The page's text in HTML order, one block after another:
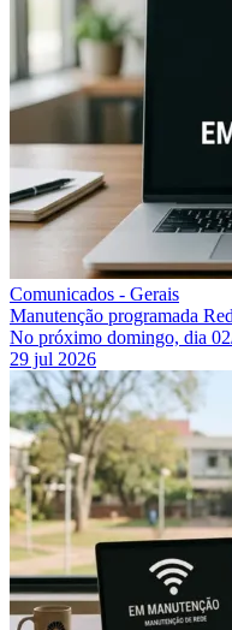
Comunicados - Gerais
Manutenção programada
No próximo domingo, dia
29 jul 2026